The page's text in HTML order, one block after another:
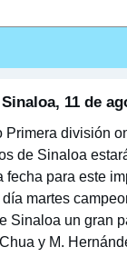
11 de
división
de Sinaloa
para este
martes
Sinaloa un gran
y M.